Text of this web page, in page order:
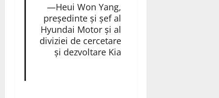
—Heui Won Yang,
președinte și șef al
Hyundai Motor și al
diviziei de cercetare
și dezvoltare Kia